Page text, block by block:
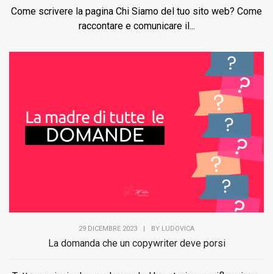
Come scrivere la pagina Chi Siamo del tuo sito web? Come
raccontare e comunicare il...
29 DICEMBRE 2023 | BY LUDOVICA
La domanda che un copywriter deve porsi